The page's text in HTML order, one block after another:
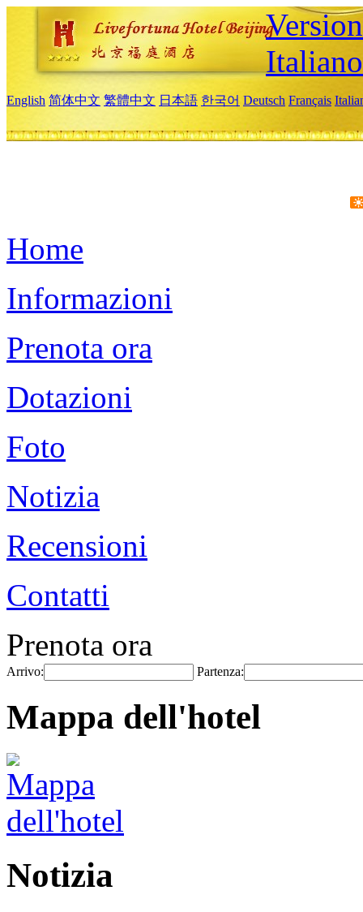
Italiano
English 简体中文 繁體中文 日本語 한국어 Deutsch Français
Home
Informazioni
Prenota ora
Dotazioni
Foto
Notizia
Recensioni
Contatti
Prenota ora
Arrivo: Partenza:
Mappa dell'hotel
Notizia